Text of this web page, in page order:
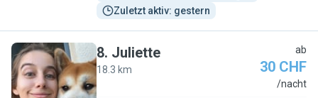
Zuletzt aktiv: gestern
J
8. Juliette
18.3 km
ab
30 CHF
/nacht